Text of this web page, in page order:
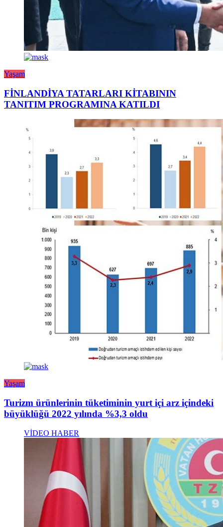
Yaşam
FİNLANDİYA TATARLARI KİTABININ
TANITIM PROGRAMINA KATILDI
Yaşam
Turizm ürünlerinin tüketiminin yurt içi arz içindeki
büyüklüğü 2022 yılında %3,3 oldu
VİDEO HABER